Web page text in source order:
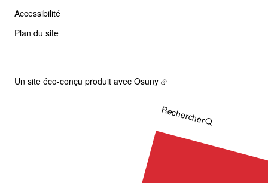
Accessibilité
Plan du site
Rechercher
Un site éco-conçu produit avec Osuny